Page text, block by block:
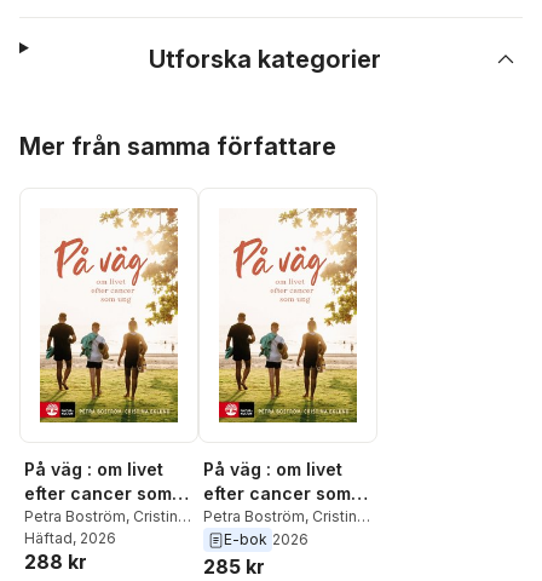
Utforska kategorier
Mer från samma författare
På väg : om livet
efter cancer som
ung
Petra Boström, Cristina
Eklund
Häftad, 2026
288 kr
På väg : om livet
efter cancer som
ung
Petra Boström, Cristina
Eklund
E-bok 2026
285 kr